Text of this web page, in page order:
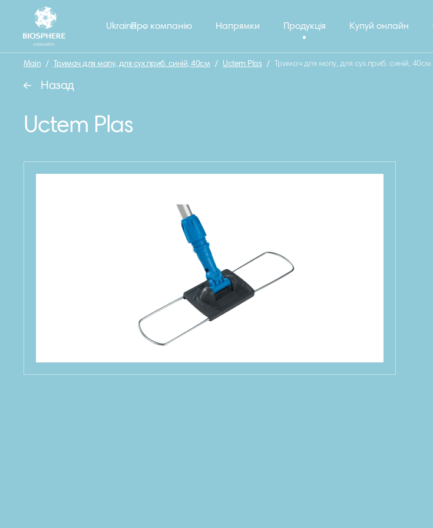
Про компанію Напрямки Продукція Купуй онлайн
Ukraine
Main / Тримач для мопу, для сух.приб. синій, 40см / Uctem Plas / Тримач для мопу, для сух.приб. синій, 40см
Назад
Uctem Plas